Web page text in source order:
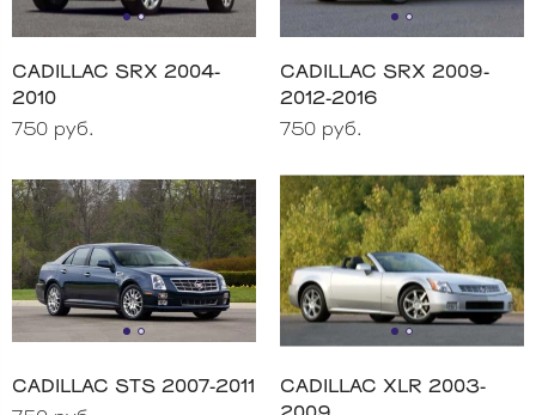
CADILLAC SRX 2004-
2010
750 руб.
CADILLAC SRX 2009-
2012-2016
750 руб.
CADILLAC STS 2007-2011
CADILLAC XLR 2003-